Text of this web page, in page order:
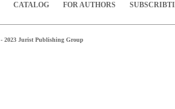
CATALOG FOR AUTHORS
2023 Jurist Publishing Group